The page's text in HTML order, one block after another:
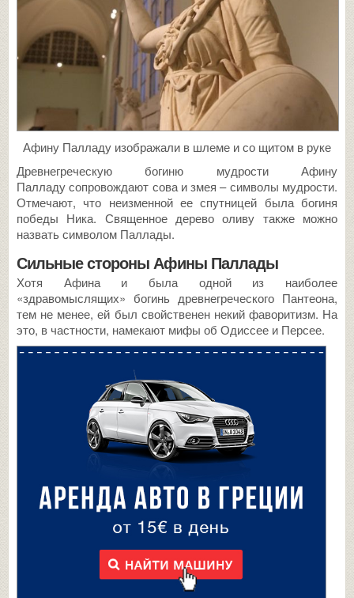
Афину Палладу изображали в шлеме и со щитом в руке
Древнегреческую богиню мудрости Афину
Палладу сопровождают сова и змея – символы мудрости.
Отмечают, что неизменной ее спутницей была богиня
победы Ника. Священное дерево оливу также можно
назвать символом Паллады.
Сильные стороны Афины Паллады
Хотя Афина и была одной из наиболее
«здравомыслящих» богинь древнегреческого Пантеона,
тем не менее, ей был свойственен некий фаворитизм. На
это, в частности, намекают мифы об Одиссее и Персее.